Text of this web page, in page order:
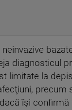
diagnosticul
limitate la
precum
îşi confirmă